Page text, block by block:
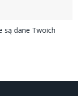
są dane Twoich